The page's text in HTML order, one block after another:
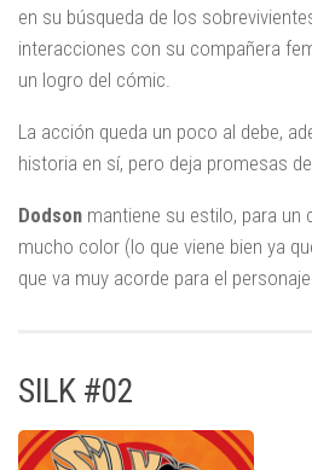
en su búsqueda de los
interacciones con su compañera
un logro del cómic.
La acción queda un poco al debe,
historia en sí, pero deja promesas
Dodson mantiene su estilo, para un
mucho color (lo que viene bien ya
que va muy acorde para el
SILK #02